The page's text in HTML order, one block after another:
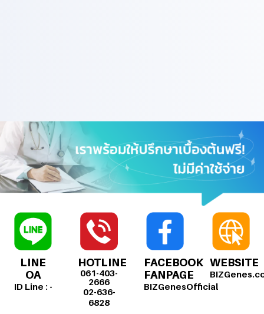
LINE
OA
ID Line : -
HOTLINE
061-403-
2666
02-636-
6828
FACEBOOK
FANPAGE
BIZGenesOfficial
WEBSITE